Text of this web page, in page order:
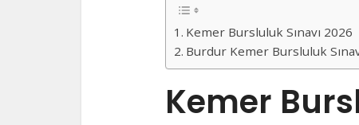
Kemer Bursluluk Sınavı 2026
Burdur Kemer Bursluluk
Kemer